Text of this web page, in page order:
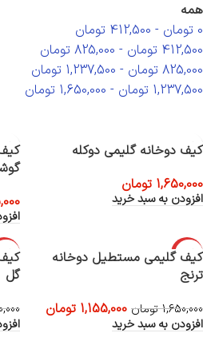
همه
0 تومان -
412,500 تومان
412,500 تومان -
825,000 تومان
825,000 تومان -
1,237,500 تومان
1,237,500 تومان -
1,650,000 تومان
کیف دوخانه گلیمی دوکله
1,650,000 تومان
افزودن به سبد خرید
-30%
کیف گلیمی مستطیل دوخانه
ترنج
1,650,000 تومان 1,155,000 تومان
افزودن به سبد خرید
گل